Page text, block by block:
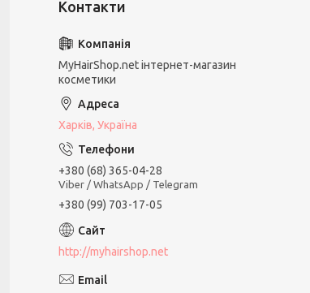
MyHairShop.net інтернет-магазин
косметики
Харків, Україна
+380 (68) 365-04-28
Viber / WhatsApp / Telegram
+380 (99) 703-17-05
http://myhairshop.net